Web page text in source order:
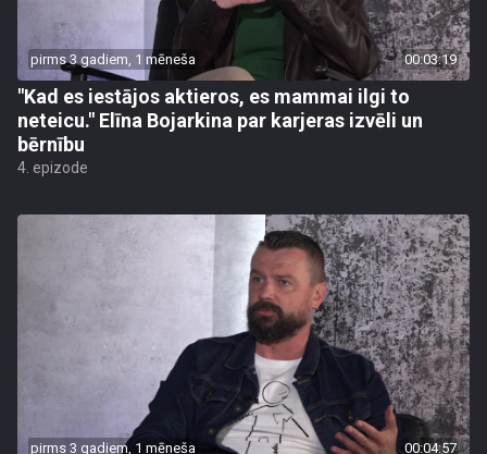
pirms 3 gadiem, 1 mēneša 00:03:19
"Kad es iestājos aktieros, es mammai ilgi to
neteicu." Elīna Bojarkina par karjeras izvēli un
bērnību
4. epizode
pirms 3 gadiem, 1 mēneša 00:04:57